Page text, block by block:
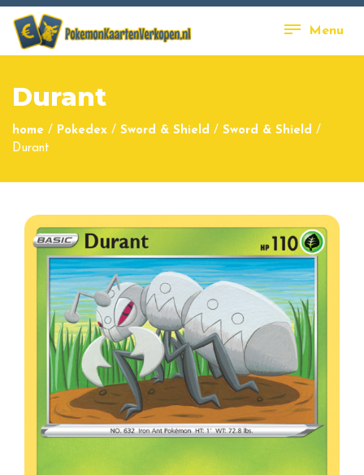
Menu
Durant
home / Pokedex / Sword & Shield / Sword & Shield /
Durant